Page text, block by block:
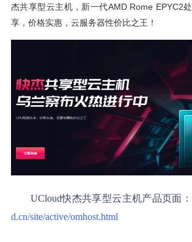
杰共享型云主机，新一代AMD Rome EPYC2
享，价格实惠，云服务器性价比之王！
UCloud快杰共享型云主机产品页面：
d.cn/site/active/omhost.html